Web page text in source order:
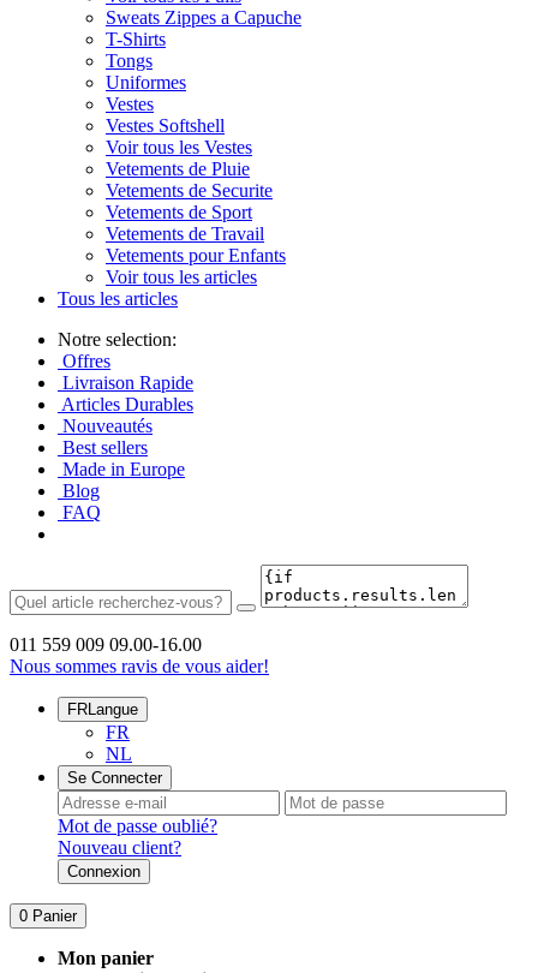
Sweats Zippes a Capuche
T-Shirts
Tongs
Uniformes
Vestes
Vestes Softshell
Voir tous les Vestes
Vetements de Pluie
Vetements de Securite
Vetements de Sport
Vetements de Travail
Vetements pour Enfants
Voir tous les articles
Tous les articles
Notre selection:
Offres
Livraison Rapide
Articles Durables
Nouveautés
Best sellers
Made in Europe
Blog
FAQ
011 559 009 09.00-16.00
Nous sommes ravis de vous aider!
FRLangue
FR
NL
Se Connecter
Mot de passe oublié?
Nouveau client?
Connexion
0 Panier
Mon panier